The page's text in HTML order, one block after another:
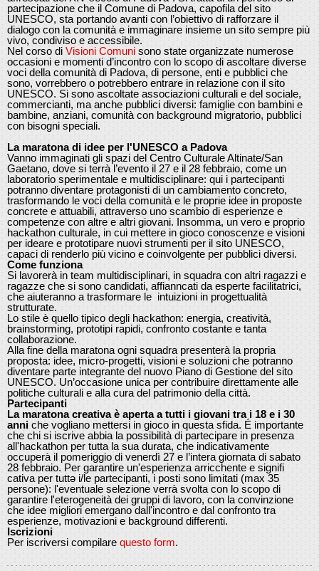
partecipazione che il Comune di Padova, capofila del sito
UNESCO, sta portando avanti con l’obiettivo di rafforzare il
dialogo con la comunità e immaginare insieme un sito sempre più
vivo, condiviso e accessibile.
Nel corso di Visioni Comuni sono state organizzate numerose
occasioni e momenti d’incontro con lo scopo di ascoltare diverse
voci della comunità di Padova, di persone, enti e pubblici che
sono, vorrebbero o potrebbero entrare in relazione con il sito
UNESCO. Si sono ascoltate associazioni culturali e del sociale,
commercianti, ma anche pubblici diversi: famiglie con bambini e
bambine, anziani, comunità con background migratorio, pubblici
con bisogni speciali.
La maratona di idee per l'UNESCO a Padova
Vanno immaginati gli spazi del Centro Culturale Altinate/San
Gaetano, dove si terrà l’evento il 27 e il 28 febbraio, come un
laboratorio sperimentale e multidisciplinare: qui i partecipanti
potranno diventare protagonisti di un cambiamento concreto,
trasformando le voci della comunità e le proprie idee in proposte
concrete e attuabili, attraverso uno scambio di esperienze e
competenze con altre e altri giovani. Insomma, un vero e proprio
hackathon culturale, in cui mettere in gioco conoscenze e visioni
per ideare e prototipare nuovi strumenti per il sito UNESCO,
capaci di renderlo più vicino e coinvolgente per pubblici diversi.
Come funziona
Si lavorerà in team multidisciplinari, in squadra con altri ragazzi e
ragazze che si sono candidati, affianncati da esperte facilitatrici,
che aiuteranno a trasformare le intuizioni in progettualità
strutturate.
Lo stile è quello tipico degli hackathon: energia, creatività,
brainstorming, prototipi rapidi, confronto costante e tanta
collaborazione.
Alla fine della maratona ogni squadra presenterà la propria
proposta: idee, micro-progetti, visioni e soluzioni che potranno
diventare parte integrante del nuovo Piano di Gestione del sito
UNESCO. Un’occasione unica per contribuire direttamente alle
politiche culturali e alla cura del patrimonio della città.
Partecipanti
La maratona creativa è aperta a tutti i giovani tra i 18 e i 30
anni che vogliano mettersi in gioco in questa sfida. É importante
che chi si iscrive abbia la possibilità di partecipare in presenza
all'hackathon per tutta la sua durata, che indicativamente
occuperà il pomeriggio di venerdì 27 e l’intera giornata di sabato
28 febbraio. Per garantire un'esperienza arricchente e signifi
cativa per tuttə i/le partecipanti, i posti sono limitati (max 35
persone): l'eventuale selezione verrà svolta con lo scopo di
garantire l'eterogeneità dei gruppi di lavoro, con la convinzione
che idee migliori emergano dall'incontro e dal confronto tra
esperienze, motivazioni e background differenti.
Iscrizioni
Per iscriversi compilare questo form.